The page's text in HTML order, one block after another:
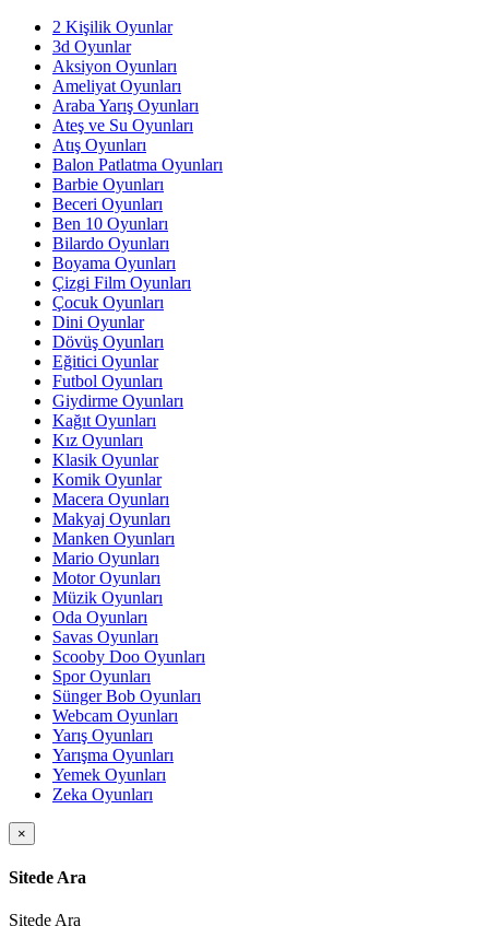
2 Kişilik Oyunlar
3d Oyunlar
Aksiyon Oyunları
Ameliyat Oyunları
Araba Yarış Oyunları
Ateş ve Su Oyunları
Atış Oyunları
Balon Patlatma Oyunları
Barbie Oyunları
Beceri Oyunları
Ben 10 Oyunları
Bilardo Oyunları
Boyama Oyunları
Çizgi Film Oyunları
Çocuk Oyunları
Dini Oyunlar
Dövüş Oyunları
Eğitici Oyunlar
Futbol Oyunları
Giydirme Oyunları
Kağıt Oyunları
Kız Oyunları
Klasik Oyunlar
Komik Oyunlar
Macera Oyunları
Makyaj Oyunları
Manken Oyunları
Mario Oyunları
Motor Oyunları
Müzik Oyunları
Oda Oyunları
Savas Oyunları
Scooby Doo Oyunları
Spor Oyunları
Sünger Bob Oyunları
Webcam Oyunları
Yarış Oyunları
Yarışma Oyunları
Yemek Oyunları
Zeka Oyunları
×
Sitede Ara
Sitede Ara